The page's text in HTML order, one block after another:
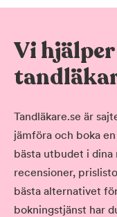
Vi
Tandläkare.se är
jämföra och boka
bästa utbudet i
recensioner,
bästa alternativet
bokningstjänst har